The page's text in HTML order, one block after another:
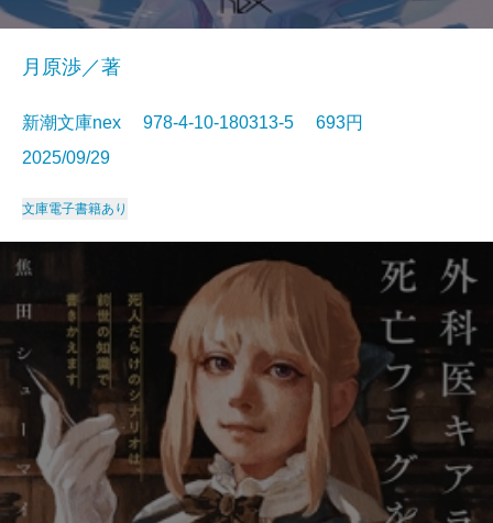
月原渉／著
新潮文庫nex 978-4-10-180313-5 693円
2025/09/29
文庫電子書籍あり